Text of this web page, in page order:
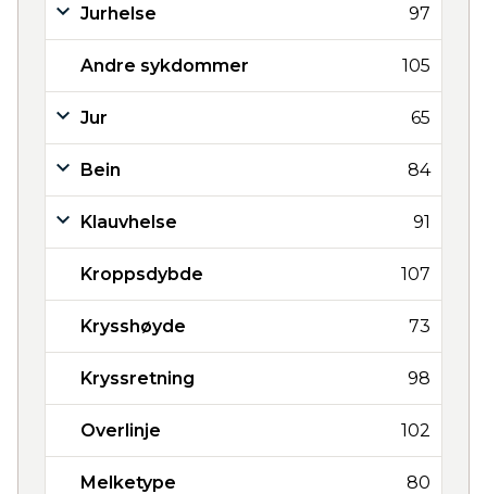
Jurhelse 97
Andre sykdommer 105
Jur 65
Bein 84
Klauvhelse 91
Kroppsdybde 107
Krysshøyde 73
Kryssretning 98
Overlinje 102
Melketype 80